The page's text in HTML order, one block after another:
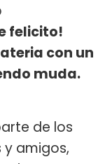
felicito!
con un
muda.
de los
amigos,